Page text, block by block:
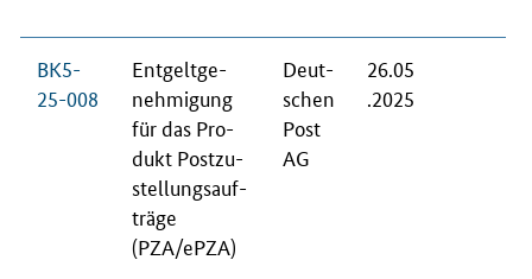
BK5-
25-008
Ent­gelt­ge­
neh­mi­gung
für das Pro­
dukt Post­zu­
stel­lungs­auf­
trä­ge
(PZA/ePZA)
Deut­
schen
Post
AG
26.05
.2025